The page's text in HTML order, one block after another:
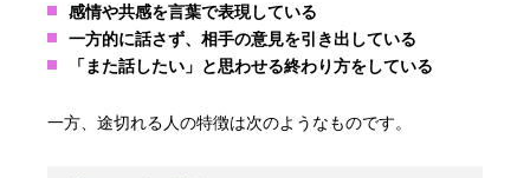
感情や共感を言葉で表現している
一方的に話さず、相手の意見を引き出している
「また話したい」と思わせる終わり方をしている
一方、途切れる人の特徴は次のようなものです。